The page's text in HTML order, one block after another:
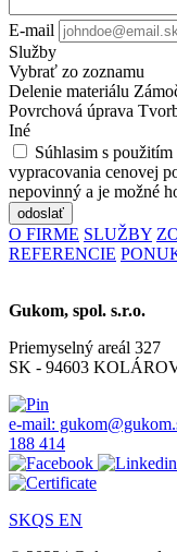
E-mail
Služby
Vybrať zo zoznamu
Delenie materiálu
Povrchová úprava
Iné
Súhlasim s
vypracovania cenovej
nepovinný a je možné
odoslať
O FIRME SLUŽBY
REFERENCIE
Gukom, spol. s.r.o.
Priemyselný areál 327
SK - 94603
e-mail:
188 414
SKQS EN